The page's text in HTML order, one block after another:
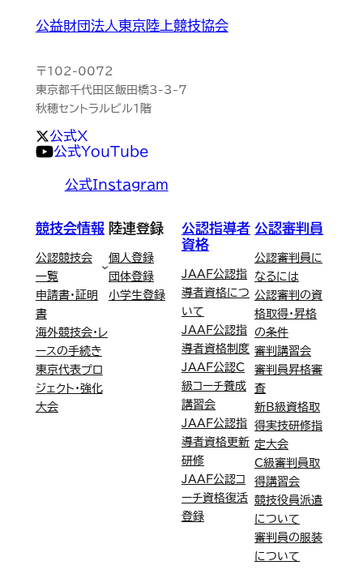
公益財団法人東京陸上競技協会
〒102-0072
東京都千代田区飯田橋3-3-7
秋穂セントラルビル1階
公式X
公式YouTube
公式Instagram
競技会情報
公認競技会
一覧
申請書・証明
書
海外競技会・レ
ースの手続き
東京代表プロ
ジェクト・強化
大会
陸連登録
個人登録
団体登録
小学生登録
公認指導者
資格
JAAF公認指
導者資格につ
いて
JAAF公認指
導者資格制度
JAAF公認C
級コーチ養成
講習会
JAAF公認指
導者資格更新
研修
JAAF公認コ
ーチ資格復活
登録
公認審判員
公認審判員に
なるには
公認審判の資
格取得・昇格
の条件
審判講習会
審判員昇格審
査
新B級資格取
得実技研修指
定大会
C級審判員取
得講習会
競技役員派遣
について
審判員の服装
について